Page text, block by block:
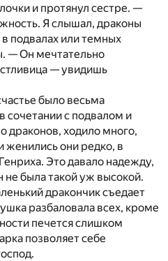
и протянул сестре. —
Я слышал, драконы
подвалах или темных
— Он мечтательно
— увидишь
было весьма
сочетании с подвалом и
драконов, ходило много,
женились они редко, в
Это давало надежду,
была такой уж высокой.
дракончик съедает
разбаловала всех, кроме
печется слишком
позволяет себе